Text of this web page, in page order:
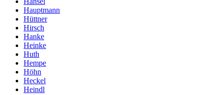
Hauptmann
Hüttner
Hirsch
Hanke
Heinke
Huth
Hempe
Höhn
Heckel
Heindl